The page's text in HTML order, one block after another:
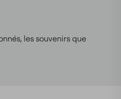
les souvenirs que